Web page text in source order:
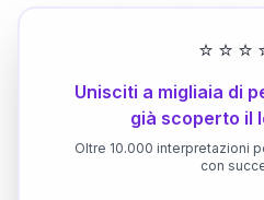
⭐ ⭐ ⭐
Unisciti a migliaia di
già scoperto il
Oltre 10.000 interpretazioni
con